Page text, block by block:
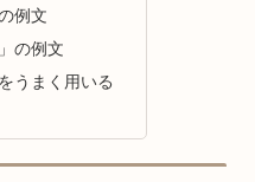
例文
の例文
うまく用いる